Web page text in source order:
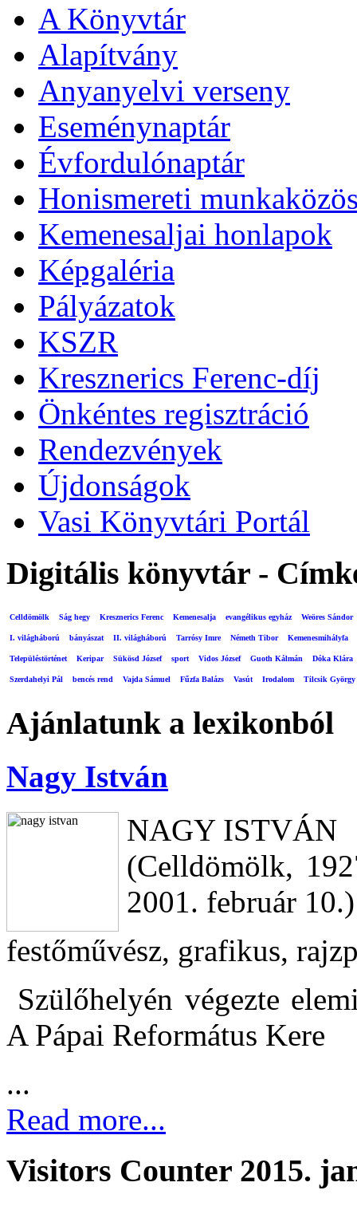
A Könyvtár
Alapítvány
Anyanyelvi verseny
Eseménynaptár
Évfordulónaptár
Honismereti
Kemenesaljai honlapok
Képgaléria
Pályázatok
KSZR
Kresznerics Ferenc-díj
Önkéntes regisztráció
Rendezvények
Újdonságok
Vasi Könyvtári Portál
Digitális könyvtár -
Celldömölk Ság hegy Kresznerics Ferenc Kemenesalja evangélikus egyház Weöres Sándor
I. világháború bányászat II. világháború Tarrósy Imre Németh Tibor Kemenesmihályfa
Településtörténet Keripar Sükösd József sport Vidos József Guoth Kálmán Dóka Klára
Szerdahelyi Pál bencés rend Vajda Sámuel Fűzfa Balázs Vasút Irodalom Tilcsik György
Ajánlatunk a lexikonból
Nagy István
NAGY ISTVÁN
(Celldömölk,
2001. február 10.)
festőművész, grafikus,
Szülőhelyén végezte
A Pápai Református Kere
...
Read more...
Visitors Counter 2015.